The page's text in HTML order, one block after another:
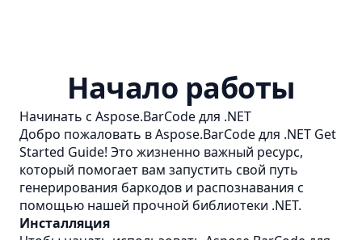
Начало работы
Начинать с Aspose.BarCode для .NET
Добро пожаловать в Aspose.BarCode для .NET Get
Started Guide! Это жизненно важный ресурс,
который помогает вам запустить свой путь
генерирования баркодов и распознавания с
помощью нашей прочной библиотеки .NET.
Инсталляция